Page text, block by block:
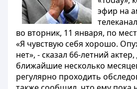
эфир на
во вторник, 11 января, по
«Я чувствую себя хорошо.
нет», - сказал 66-летний
ближайшие несколько
регулярно проходить